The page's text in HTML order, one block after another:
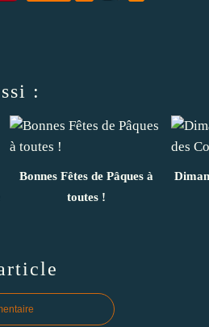
:
Bonnes Fêtes de Pâques à
toutes !